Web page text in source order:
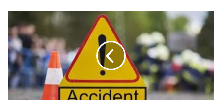
पर
भीषण
हादसा,
कार
सवार
चार
की